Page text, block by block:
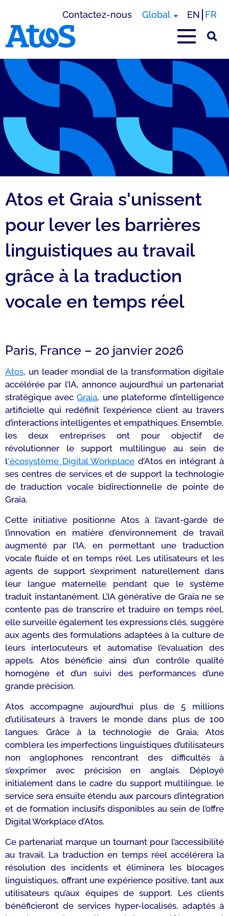
Contactez-nous Global EN FR
Atos et Graia s'unissent
pour lever les barrières
linguistiques au travail
grâce à la traduction
vocale en temps réel
Paris, France – 20 janvier 2026
Atos, un leader mondial de la transformation digitale
accélérée par l’IA, annonce aujourd’hui un partenariat
stratégique avecGraia, une plateforme d’intelligence
artificielle qui redéfinit l’expérience client au travers
d’interactions intelligentes et empathiques. Ensemble,
les deux entreprises ont pour objectif de
révolutionner le support multilingue au sein de
l‘écosystème Digital Workplace d’Atos en intégrant à
ses centres de services et de support la technologie
de traduction vocale bidirectionnelle de pointe de
Graia.
Cette initiative positionne Atos à l’avant-garde de
l’innovation en matière d’environnement de travail
augmenté par l’IA, en permettant une traduction
vocale fluide et en temps réel. Les utilisateurs et les
agents de support s’expriment naturellement dans
leur langue maternelle pendant que le système
traduit instantanément. L’IA générative de Graia ne se
contente pas de transcrire et traduire en temps réel,
elle surveille également les expressions clés, suggère
aux agents des formulations adaptées à la culture de
leurs interlocuteurs et automatise l’évaluation des
appels. Atos bénéficie ainsi d’un contrôle qualité
homogène et d’un suivi des performances d’une
grande précision.
Atos accompagne aujourd’hui plus de 5 millions
d’utilisateurs à travers le monde dans plus de 100
langues. Grâce à la technologie de Graia, Atos
comblera les imperfections linguistiques d’utilisateurs
non anglophones rencontrant des difficultés à
s’exprimer avec précision en anglais. Déployé
initialement dans le cadre du support multilingue, le
service sera ensuite étendu aux parcours d’intégration
et de formation inclusifs disponibles au sein de l’offre
Digital Workplace d’Atos.
Ce partenariat marque un tournant pour l’accessibilité
au travail. La traduction en temps réel accélérera la
résolution des incidents et éliminera les blocages
linguistiques, offrant une expérience positive, tant aux
utilisateurs qu’aux équipes de support. Les clients
bénéficieront de services hyper-localisés, adaptés à